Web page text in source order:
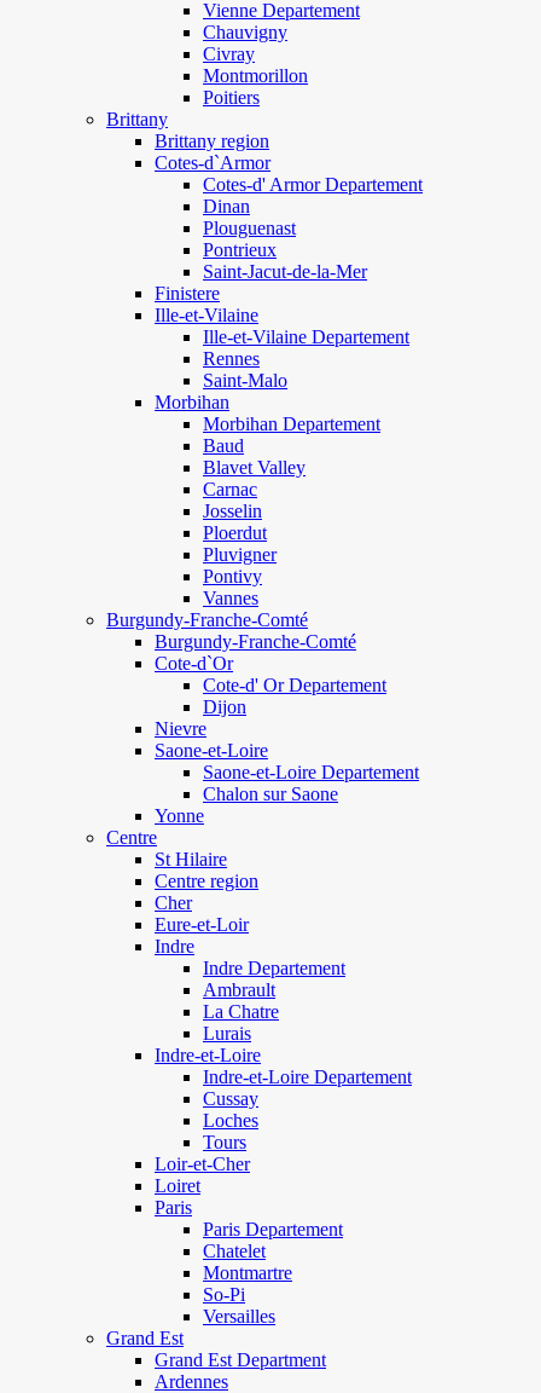
Vienne Departement
Chauvigny
Civray
Montmorillon
Poitiers
Brittany
Brittany region
Cotes-d`Armor
Cotes-d' Armor Departement
Dinan
Plouguenast
Pontrieux
Saint-Jacut-de-la-Mer
Finistere
Ille-et-Vilaine
Ille-et-Vilaine Departement
Rennes
Saint-Malo
Morbihan
Morbihan Departement
Baud
Blavet Valley
Carnac
Josselin
Ploerdut
Pluvigner
Pontivy
Vannes
Burgundy-Franche-Comté
Burgundy-Franche-Comté
Cote-d`Or
Cote-d' Or Departement
Dijon
Nievre
Saone-et-Loire
Saone-et-Loire Departement
Chalon sur Saone
Yonne
Centre
St Hilaire
Centre region
Cher
Eure-et-Loir
Indre
Indre Departement
Ambrault
La Chatre
Lurais
Indre-et-Loire
Indre-et-Loire Departement
Cussay
Loches
Tours
Loir-et-Cher
Loiret
Paris
Paris Departement
Chatelet
Montmartre
So-Pi
Versailles
Grand Est
Grand Est Department
Ardennes